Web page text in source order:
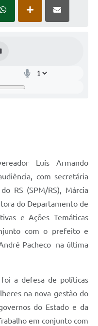
Luís Armando
com secretária
RS (SPM/RS), Márcia
do Departamento de
e Ações Temáticas
com o prefeito e
Pacheco  na última
a defesa de políticas
na nova gestão do
do Estado e da
em conjunto com